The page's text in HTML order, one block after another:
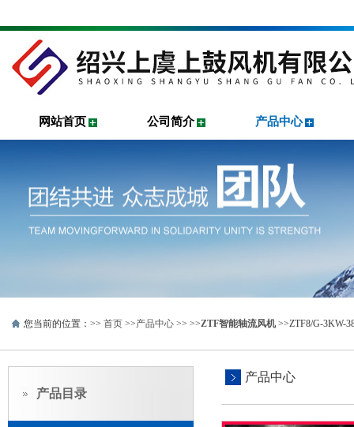
网站首页 公司简介 产品中心
您当前的位置：>> 首页 >>产品中心 >> >>ZTF智能轴流风机>>ZTF8/G-3KW-
产品目录
产品中心